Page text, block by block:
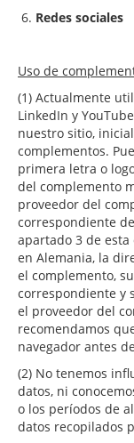
6. Redes sociales
Uso de
(1) Actualmente
LinkedIn y
nuestro sitio,
complementos.
primera letra o
del complemento
proveedor del
correspondiente
apartado 3 de esta
en Alemania, la
el complemento,
correspondiente y
el proveedor del
recomendamos
navegador antes
(2) No tenemos
datos, ni
o los períodos de
datos recopilados